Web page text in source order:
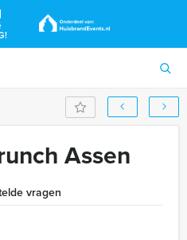
Assen
vragen